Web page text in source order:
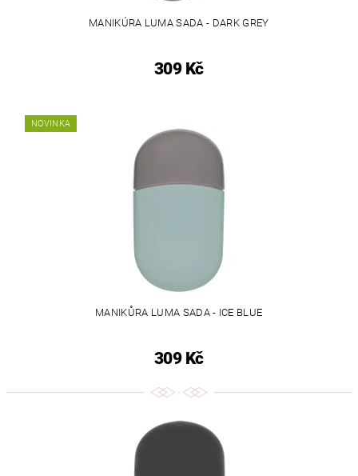
MANIKÚRA LUMA SADA - DARK GREY
309 Kč
NOVINKA
MANIKŮRA LUMA SADA - ICE BLUE
309 Kč